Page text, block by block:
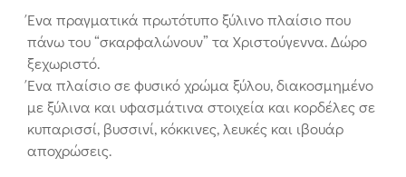
Ένα πραγματικά πρωτότυπο ξύλινο πλαίσιο που
πάνω του “σκαρφαλώνουν” τα Χριστούγεννα. Δώρο
ξεχωριστό.
Ένα πλαίσιο σε φυσικό χρώμα ξύλου, διακοσμημένο
με ξύλινα και υφασμάτινα στοιχεία και κορδέλες σε
κυπαρισσί, βυσσινί, κόκκινες, λευκές και ιβουάρ
αποχρώσεις.